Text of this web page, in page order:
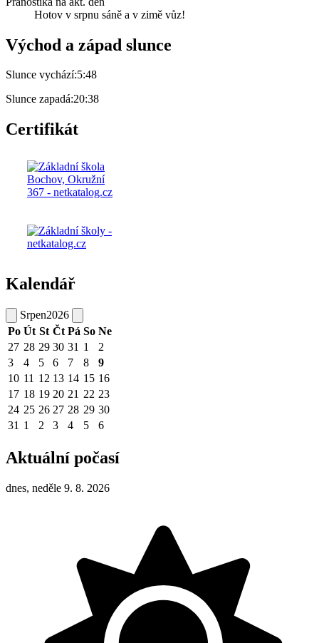
Hotov v srpnu sáně a v zimě vůz!
Východ a západ slunce
Slunce vychází:5:48
Slunce zapadá:20:38
Certifikát
Kalendář
Srpen2026
Po Út St Čt Pá So Ne
27 28 29 30 31 1
2
3
4 5 6 7 8
9
10 11 12 13 14 15 16
17 18 19 20 21 22 23
24 25 26 27 28 29 30
31 1 2 3 4 5 6
Aktuální počasí
dnes, neděle 9. 8. 2026